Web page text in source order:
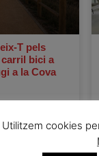
T pels
carril bici a
a la Cova
reconeix
Torre
Utilitzem cookies